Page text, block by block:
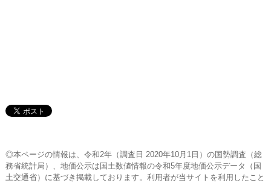
◎本ページの情報は、令和2年（調査日 2020年10月1日）の国勢調査（総
務省統計局）、地価公示は国土数値情報の令和5年度地価公示データ（国
土交通省）に基づき掲載しております。利用者が当サイトを利用したこと